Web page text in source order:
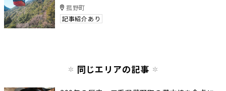
菰野町
記事紹介あり
同じエリアの記事